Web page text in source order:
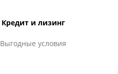
Кредит и лизинг
Выгодные условия